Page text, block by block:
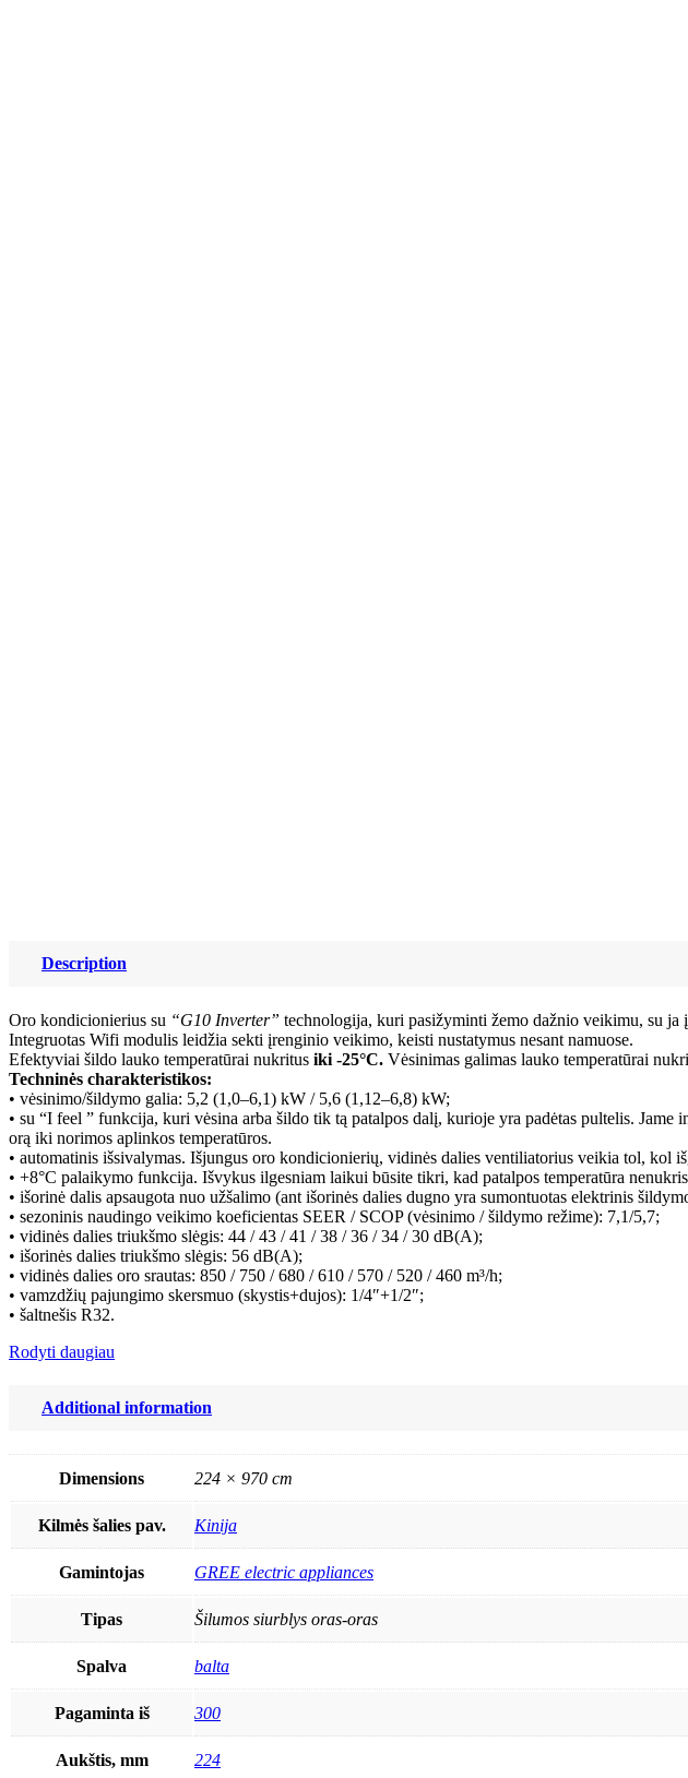
Description
Oro kondicionierius su “G10 Inverter” technologija, kuri pasižyminti žemo dažnio veikimu, su ja
Integruotas Wifi modulis leidžia sekti įrenginio veikimo, keisti nustatymus nesant namuose.
Efektyviai šildo lauko temperatūrai nukritus iki -25°C. Vėsinimas galimas lauko temperatūrai
Techninės charakteristikos:
• vėsinimo/šildymo galia: 5,2 (1,0–6,1) kW / 5,6 (1,12–6,8) kW;
• su “I feel ” funkcija, kuri vėsina arba šildo tik tą patalpos dalį, kurioje yra padėtas pultelis.
orą iki norimos aplinkos temperatūros.
• automatinis išsivalymas. Išjungus oro kondicionierių, vidinės dalies ventiliatorius veikia tol, kol
• +8°C palaikymo funkcija. Išvykus ilgesniam laikui būsite tikri, kad patalpos temperatūra
• išorinė dalis apsaugota nuo užšalimo (ant išorinės dalies dugno yra sumontuotas elektrinis
• sezoninis naudingo veikimo koeficientas SEER / SCOP (vėsinimo / šildymo režime): 7,1/5,7;
• vidinės dalies triukšmo slėgis: 44 / 43 / 41 / 38 / 36 / 34 / 30 dB(A);
• išorinės dalies triukšmo slėgis: 56 dB(A);
• vidinės dalies oro srautas: 850 / 750 / 680 / 610 / 570 / 520 / 460 m³/h;
• vamzdžių pajungimo skersmuo (skystis+dujos): 1/4″+1/2″;
• šaltnešis R32.
Rodyti daugiau
Additional information
Dimensions 224 × 970 cm
Kilmės šalies pav. Kinija
Gamintojas GREE electric appliances
Tipas Šilumos siurblys oras-oras
Spalva balta
Pagaminta iš 300
Aukštis, mm 224